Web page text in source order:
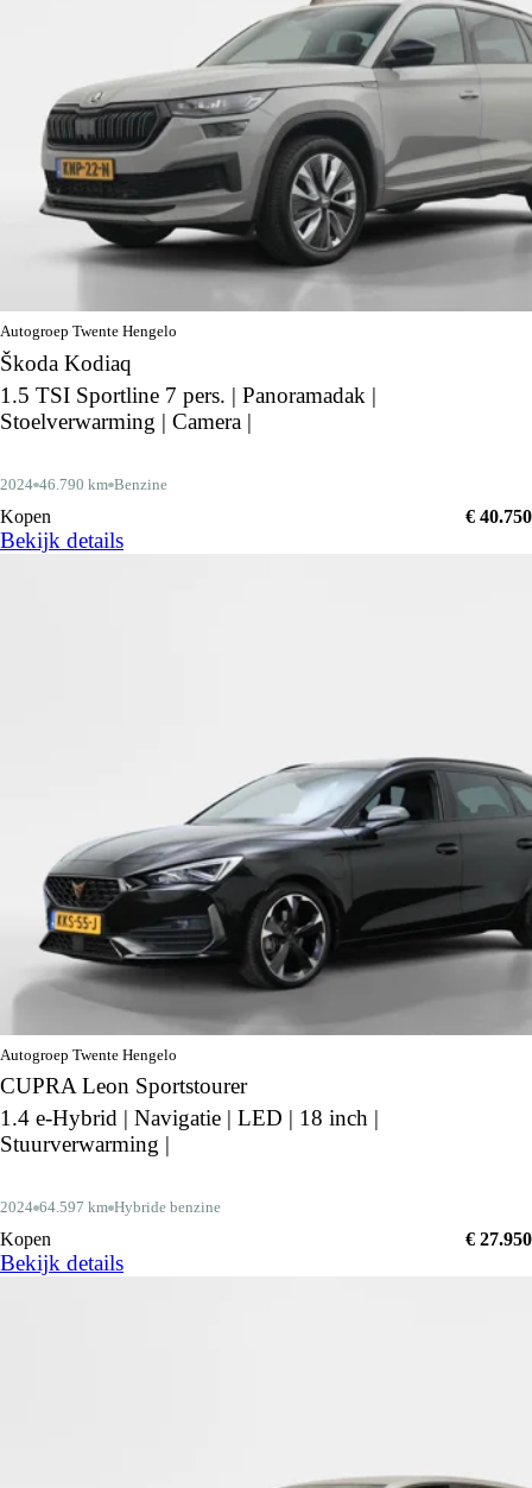
Autogroep Twente Hengelo
Škoda Kodiaq
1.5 TSI Sportline 7 pers. | Panoramadak |
Stoelverwarming | Camera |
2024 46.790 km Benzine
Kopen € 40.750
Bekijk details
Autogroep Twente Hengelo
CUPRA Leon Sportstourer
1.4 e-Hybrid | Navigatie | LED | 18 inch |
Stuurverwarming |
2024 64.597 km Hybride benzine
Kopen € 27.950
Bekijk details